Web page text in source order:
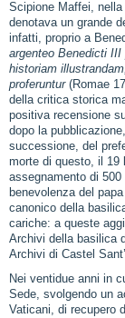
Scipione Maffei,
denotava un grande
infatti, proprio a
argenteo Benedicti
historiam
proferuntur (Romae
della critica storica
positiva recensione
dopo la
successione, del
morte di questo, il 19
assegnamento di
benevolenza del
canonico della
cariche: a queste
Archivi della basilica
Archivi di Castel
Nei ventidue anni in
Sede, svolgendo un
Vaticani, di recupero